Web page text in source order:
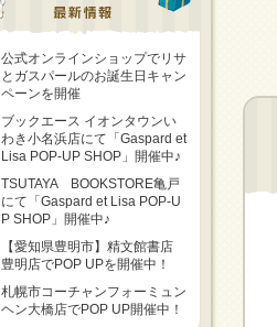
公式オンラインショップでリサ
とガスパールのお誕生日キャン
ペーンを開催
ブックエース イオンタウンい
わき小名浜店にて「Gaspard et
Lisa POP-UP SHOP」開催中♪
TSUTAYA BOOKSTORE亀戸
にて「Gaspard et Lisa POP-U
P SHOP」開催中♪
【愛知県豊明市】精文館書店
豊明店でPOP UPを開催中！
札幌市コーチャンフォーミュン
ヘン大橋店でPOP UP開催中！